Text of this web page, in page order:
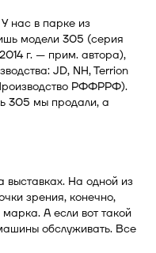
нас в парке из
модели 305 (серия
г. — прим. автора),
JD, NH, Terrion
РФФРРФ).
305 мы продали, а
На одной из
зрения, конечно,
А если вот такой
обслуживать. Все